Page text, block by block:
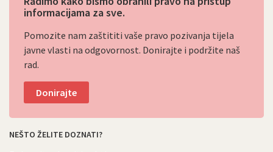
informacijama za sve.
Pomozite nam zaštititi vaše pravo pozivanja tijela
javne vlasti na odgovornost. Donirajte i podržite naš
rad.
Donirajte
NEŠTO ŽELITE DOZNATI?